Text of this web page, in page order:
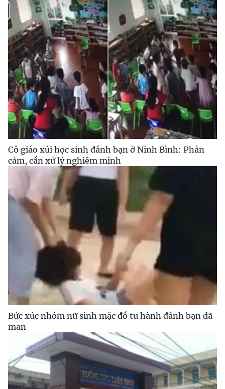
Cô giáo xúi học sinh đánh bạn ở Ninh Bình: Phản
cảm, cần xử lý nghiêm minh
Bức xúc nhóm nữ sinh mặc đồ tu hành đánh bạn dã
man